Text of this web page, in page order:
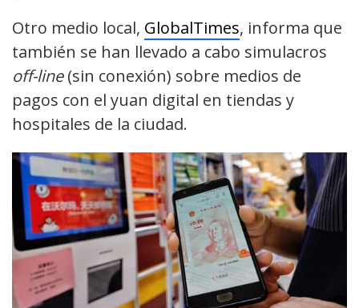
Otro medio local, GlobalTimes, informa que
también se han llevado a cabo simulacros
off-line(sin conexión) sobre medios de
pagos con el yuan digital en tiendas y
hospitales de la ciudad.